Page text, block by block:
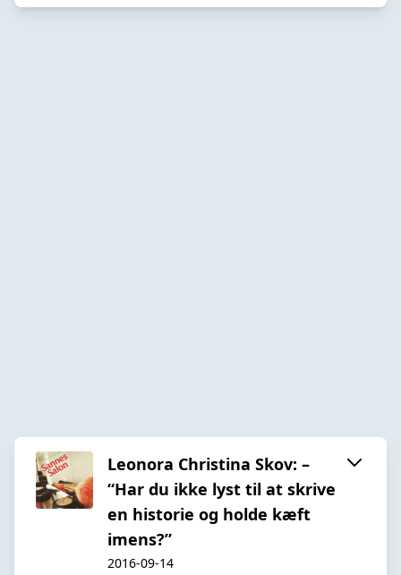
Leonora Christina Skov: –
“Har du ikke lyst til at skrive
en historie og holde kæft
imens?”
2016-09-14